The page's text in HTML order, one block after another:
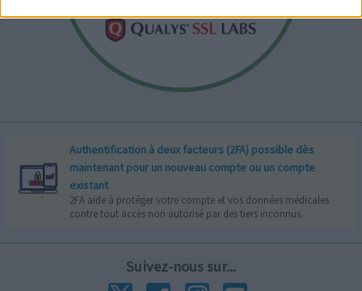
Authentification à deux facteurs (2FA) possible dès
maintenant pour un nouveau compte ou un compte
existant
2FA aide à protéger votre compte et vos données médicales
contre tout accès non autorisé par des tiers inconnus.
Suivez-nous sur...